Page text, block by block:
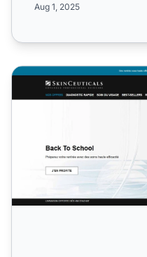
Aug 1, 2025
SkinCeuticals Affiliate-